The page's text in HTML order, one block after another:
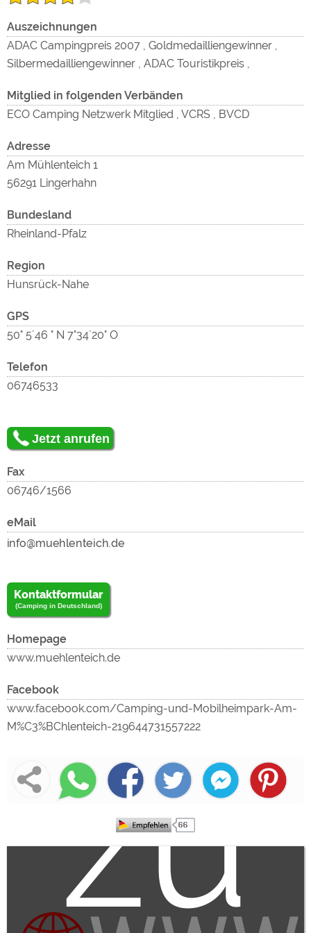
Auszeichnungen
ADAC Campingpreis 2007 , Goldmedailliengewinner ,
Silbermedailliengewinner , ADAC Touristikpreis ,
Mitglied in folgenden Verbänden
ECO Camping Netzwerk Mitglied , VCRS , BVCD
Adresse
Am Mühlenteich 1
56291 Lingerhahn
Bundesland
Rheinland-Pfalz
Region
Hunsrück-Nahe
GPS
50° 5´46 ° N 7°34`20° O
Telefon
06746533
Jetzt anrufen
Fax
06746/1566
eMail
Kontaktformular
(Camping in Deutschland)
Homepage
www.muehlenteich.de
Facebook
www.facebook.com/Camping-und-Mobilheimpark-Am-
M%C3%BChlenteich-219644731557222
zu
zu
zu
Google Remarketing
Die Cookieeinstellungen können jeder Zeit im Footer
über "COOKIES" geändert werden!